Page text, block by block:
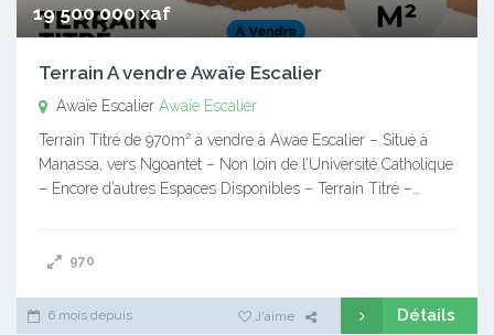
19 500 000 xaf
Terrain A vendre Awaïe Escalier
Awaïe Escalier Awaïe Escalier
Terrain Titré de 970m² à vendre à Awae Escalier – Situé à
Manassa, vers Ngoantet – Non loin de l’Université Catholique
– Encore d’autres Espaces Disponibles – Terrain Titré –…
970
6 mois depuis J'aime Détails